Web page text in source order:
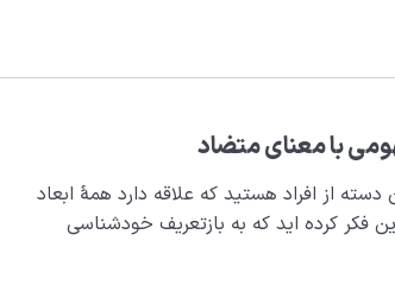
با معنای متضاد
از افراد هستید که علاقه دارد همۀ ابعاد
فکر کرده‌ اید که به بازتعریف خودشناسی